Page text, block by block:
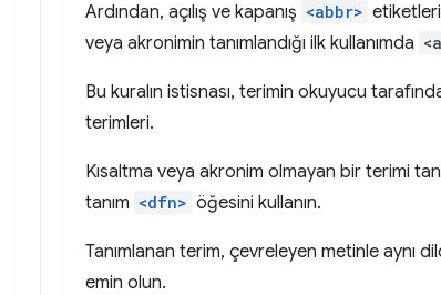
Ardından, açılış ve kapanış <abbr> etiketleri
veya akronimin tanımlandığı ilk kullanımda
Bu kuralın istisnası, terimin okuyucu
terimleri.
Kısaltma veya akronim olmayan bir terimi
tanım <dfn> öğesini kullanın.
Tanımlanan terim, çevreleyen metinle aynı
emin olun.